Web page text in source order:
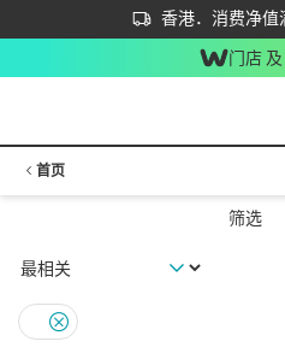
香港．消费净值
立即成为易赏钱
首次APP下单买满
门店
首页
筛选